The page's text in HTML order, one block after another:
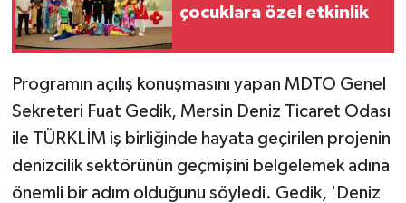
çocuklara özel etkinlik
Programın açılış konuşmasını yapan MDTO Genel
Sekreteri Fuat Gedik, Mersin Deniz Ticaret Odası
ile TÜRKLİM iş birliğinde hayata geçirilen projenin
denizcilik sektörünün geçmişini belgelemek adına
önemli bir adım olduğunu söyledi. Gedik, 'Deniz